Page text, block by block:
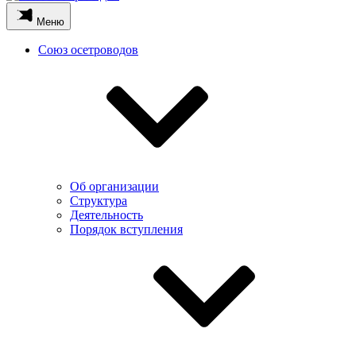
Меню
Союз осетроводов
Об организации
Структура
Деятельность
Порядок вступления